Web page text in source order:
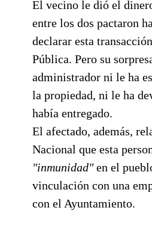
El vecino le dió el
entre los dos pactaron
declarar esta
Pública. Pero su
administrador ni le ha
la propiedad, ni le ha
había entregado.
El afectado, además,
Nacional que esta
"inmunidad"en el
vinculación con una
con el Ayuntamiento.